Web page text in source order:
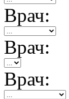
Врач:
Врач:
Врач: